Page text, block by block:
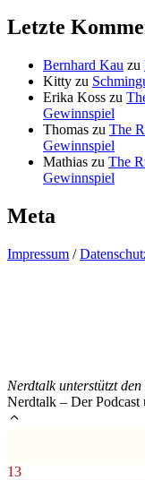
Letzte
Bernhard Kau zu
Kitty zu
Erika Koss zu
Gewinnspiel
Thomas zu The
Gewinnspiel
Mathias zu The
Gewinnspiel
Meta
Impressum /
Nerdtalk unterstützt
Nerdtalk – Der
13